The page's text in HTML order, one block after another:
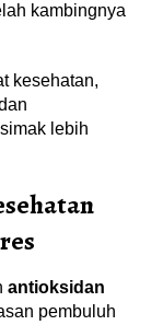
kambingnya
kesehatan,
lebih
antioksidan
pembuluh